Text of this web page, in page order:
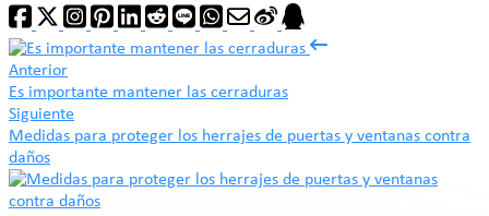
Anterior
Es importante mantener las cerraduras
Siguiente
Medidas para proteger los herrajes de puertas y ventanas contra
daños